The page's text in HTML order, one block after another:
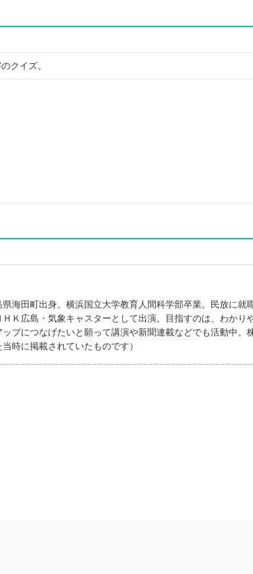
クイズ。
海田町出身。横浜国立大学教育人間科学部卒業。民放に就
Ｋ広島・気象キャスターとして出演。目指すのは、わかり
プにつなげたいと願って講演や新聞連載などでも活動中。
時に掲載されていたものです）